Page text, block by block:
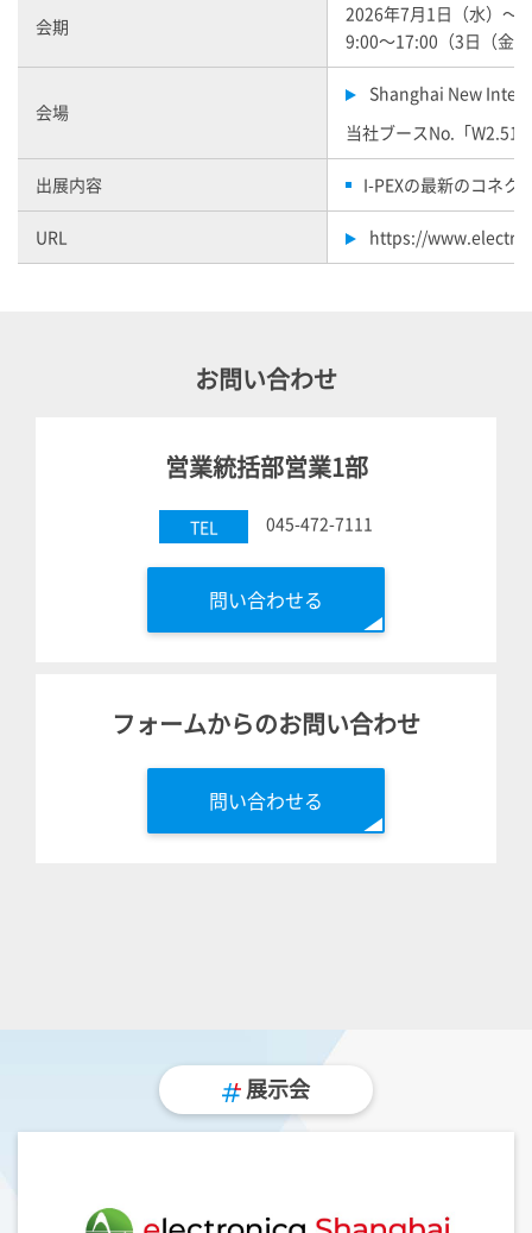
会期
2026年7月1日（水）～
9:00～17:00（3日（金
会場
Shanghai New
当社ブースNo.「
出展内容 I-PEXの最新のコネク
URL https://
お問い合わせ
営業統括部営業1部
TEL 045-472-7111
問い合わせる
フォームからのお問い合わせ
問い合わせる
展示会